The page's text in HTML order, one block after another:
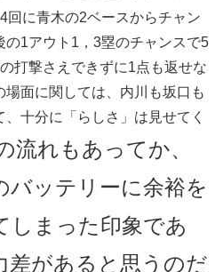
回に青木の2ベースからチャン
の1アウト1，3塁のチャンスで5
打撃さえできずに1点も返せな
面に関しては、内川も坂口も
十分に「らしさ」は見せてく
流れもあってか、
バッテリーに余裕を
しまった印象であ
差があると思うのだ